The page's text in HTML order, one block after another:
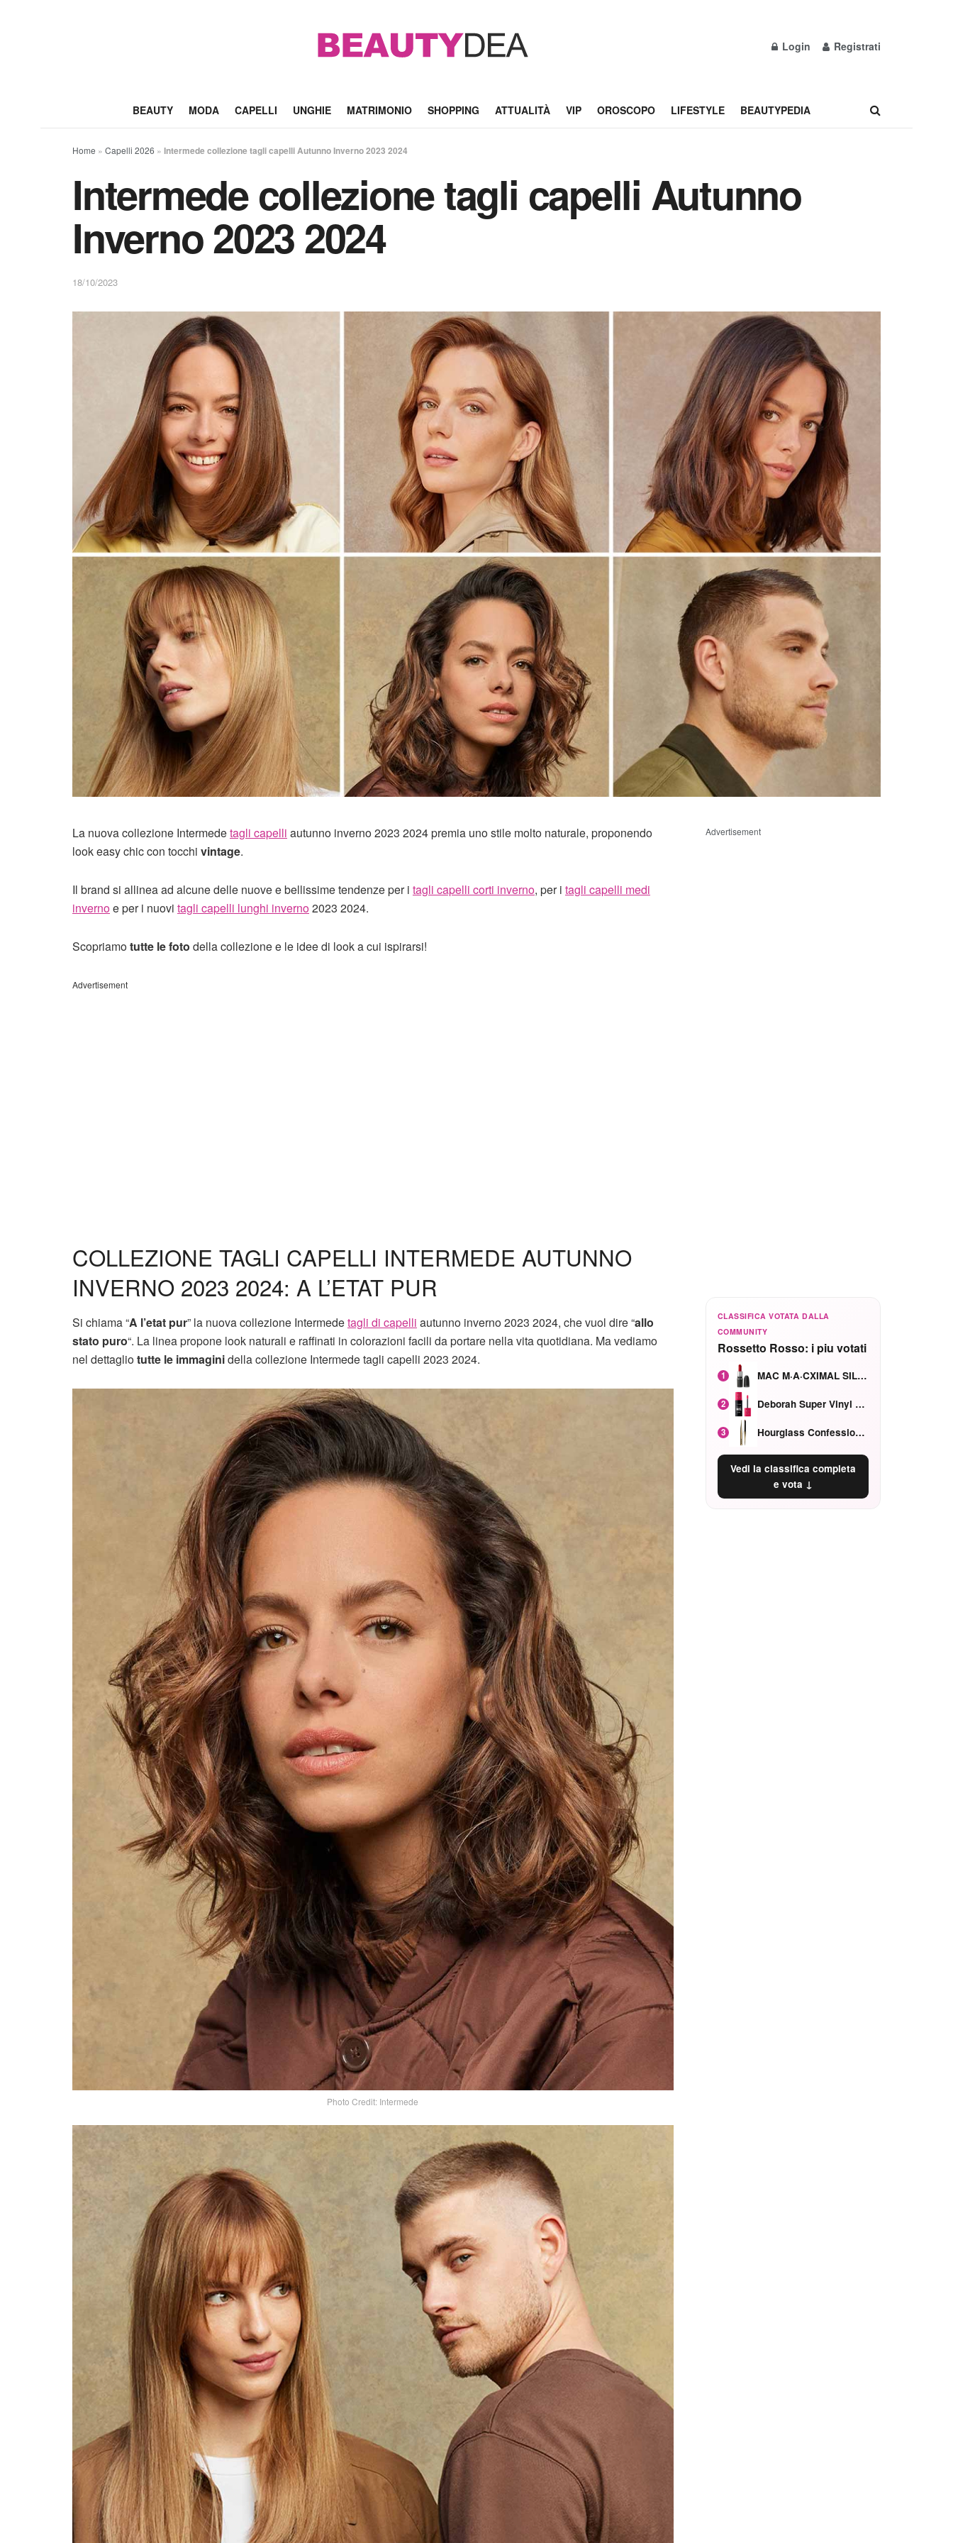
Login Registrati
BEAUTY MODA CAPELLI UNGHIE MATRIMONIO SHOPPING ATTUALITÀ VIP OROSCOPO LIFESTYLE BEAUTYPEDIA
Home » Capelli 2026 » Intermede collezione tagli capelli Autunno Inverno 2023 2024
Intermede collezione tagli capelli Autunno
Inverno 2023 2024
18/10/2023
La nuova collezione Intermedetagli capelli autunno inverno 2023 2024 premia uno stile molto naturale, proponendo
look easy chic con tocchi vintage.
Il brand si allinea ad alcune delle nuove e bellissime tendenze per i tagli capelli corti inverno, per i tagli capelli medi
invernoe per i nuovi tagli capelli lunghi inverno2023 2024.
Scopriamotutte le foto della collezione e le idee di look a cui ispirarsi!
Advertisement
COLLEZIONE TAGLI CAPELLI INTERMEDE AUTUNNO
INVERNO 2023 2024: A L’ETAT PUR
Si chiama “A l’etat pur” la nuova collezione Intermedetagli di capelli autunno inverno 2023 2024, che vuol dire “allo
stato puro“. La linea propone look naturali e raffinati in colorazioni facili da portare nella vita quotidiana. Ma vediamo
nel dettagliotutte le immaginidella collezione Intermede tagli capelli 2023 2024.
Photo Credit: Intermede
Advertisement
CLASSIFICA VOTATA DALLA
COMMUNITY
Rossetto Rosso: i piu votati
1 MAC M·A·CXIMAL SILKY MATTE Red Rock mat
2 Deborah Super Vinyl Shake Rosa Ciliegia
3 Hourglass Confession Ricaricabile Ultra Preciso Ad Alta Intensità Secretly Classic Red
Vedi la classifica completa
e vota ↓